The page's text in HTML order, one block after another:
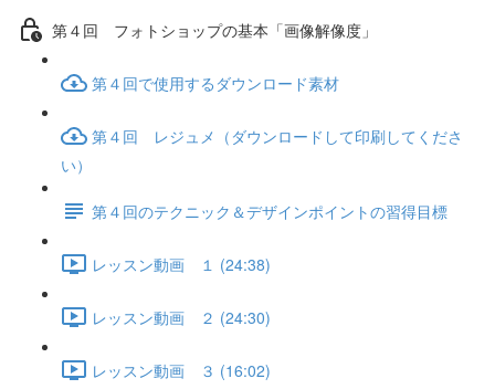
第４回 フォトショップの基本「画像解像度」
第４回で使用するダウンロード素材
第４回 レジュメ（ダウンロードして印刷してくださ
い）
第４回のテクニック＆デザインポイントの習得目標
レッスン動画 １ (24:38)
レッスン動画 ２ (24:30)
レッスン動画 ３ (16:02)